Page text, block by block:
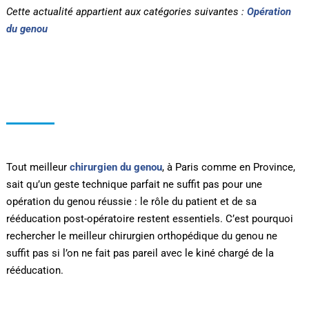
Cette actualité appartient aux catégories suivantes : Opération
du genou
Tout meilleur chirurgien du genou, à Paris comme en Province,
sait qu’un geste technique parfait ne suffit pas pour une
opération du genou réussie : le rôle du patient et de sa
rééducation post-opératoire restent essentiels. C’est pourquoi
rechercher le meilleur chirurgien orthopédique du genou ne
suffit pas si l’on ne fait pas pareil avec le kiné chargé de la
rééducation.